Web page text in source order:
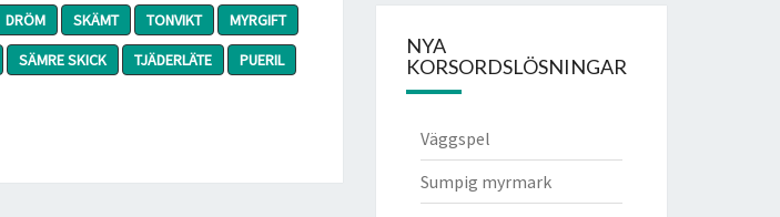
DRÖM SKÄMT TONVIKT
MYRGIFT
SÄMRE SKICK TJÄDERLÄTE
PUERIL
NYA
KORSORDSLÖSNINGAR
Väggspel
Sumpig myrmark